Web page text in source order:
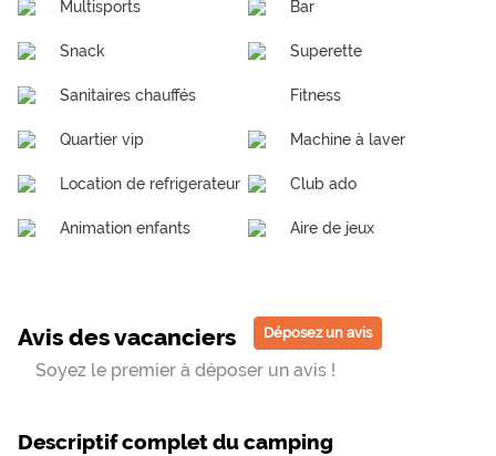
Multisports Bar
Snack Superette
Sanitaires chauffés Fitness
Quartier vip Machine à laver
Location de refrigerateur Club ado
Animation enfants Aire de jeux
Avis des vacanciers Déposez un avis
Soyez le premier à déposer un avis !
Descriptif complet du camping